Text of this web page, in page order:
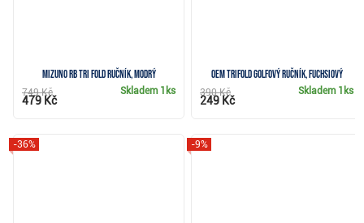
Mizuno RB Tri Fold ručník, modrý
Skladem 1ks
749 Kč
479 Kč
OEM TriFold golfový ručník, fuchsiový
Skladem 1ks
390 Kč
249 Kč
-36% -9%